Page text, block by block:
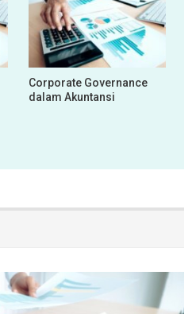
Corporate Governance
dalam Akuntansi